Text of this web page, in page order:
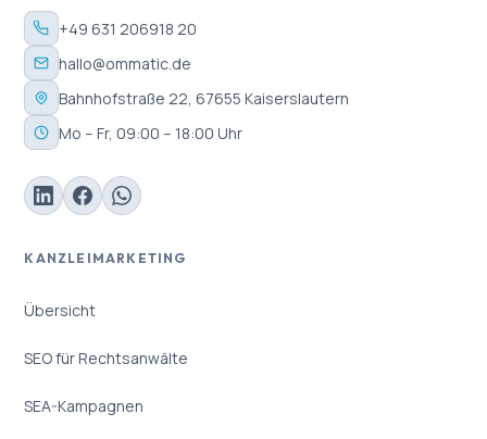
+49 631 206918 20
hallo@ommatic.de
Bahnhofstraße 22, 67655 Kaiserslautern
Mo – Fr, 09:00 – 18:00 Uhr
KANZLEIMARKETING
Übersicht
SEO für Rechtsanwälte
SEA-Kampagnen